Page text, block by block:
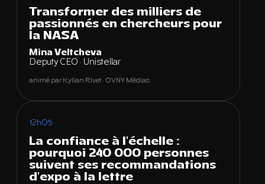
Transformer des milliers de
passionnés en chercheurs pour
la NASA
Mina Veltcheva
Deputy CEO · Unistellar
animé par Kylian Rivet · OVNY Médias
12h05
La confiance à l'échelle :
pourquoi 240 000 personnes
suivent ses recommandations
d'expo à la lettre